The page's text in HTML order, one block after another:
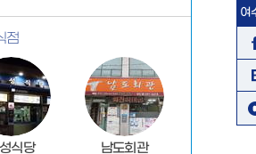
점
식당 남도회관
여